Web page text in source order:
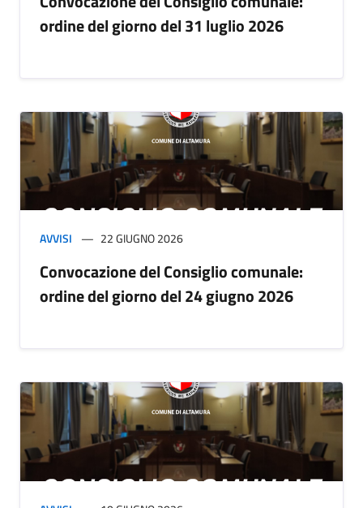
ordine del giorno del 31 luglio 2026
AVVISI 22 GIUGNO 2026
Convocazione del Consiglio comunale:
ordine del giorno del 24 giugno 2026